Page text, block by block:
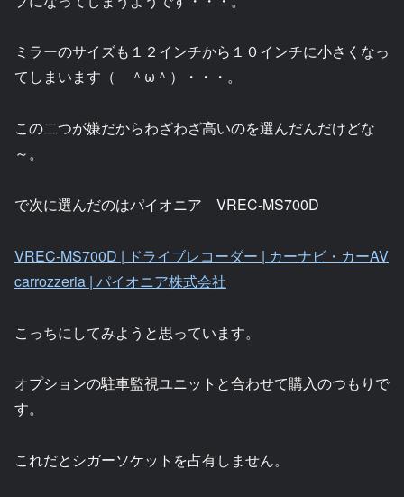
ミラーのサイズも１２インチから１０インチに小さくなっ
てしまいます（ ＾ω＾）・・・。
この二つが嫌だからわざわざ高いのを選んだんだけどな
～。
で次に選んだのはパイオニア VREC-MS700D
VREC-MS700D | ドライブレコーダー | カーナビ・カーAV
carrozzeria | パイオニア株式会社
こっちにしてみようと思っています。
オプションの駐車監視ユニットと合わせて購入のつもりで
す。
これだとシガーソケットを占有しません。